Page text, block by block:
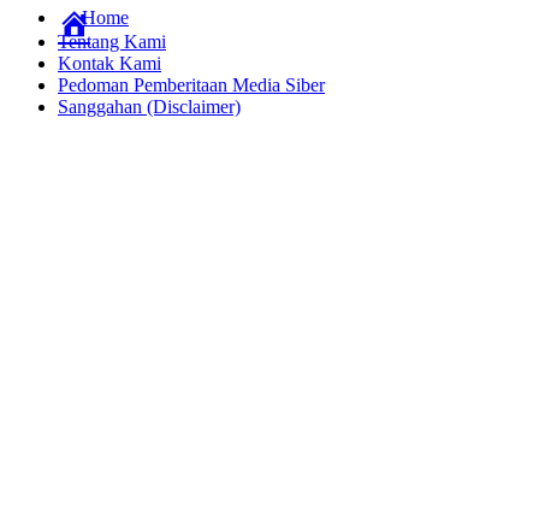
Home
Tentang Kami
Kontak Kami
Pedoman Pemberitaan Media Siber
Sanggahan (Disclaimer)